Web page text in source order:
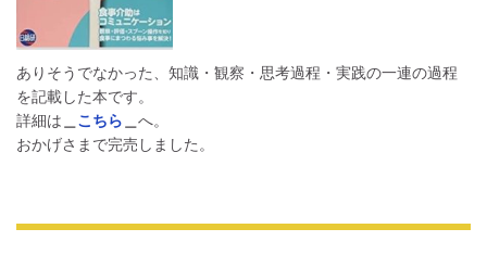
ありそうでなかった、知識・観察・思考過程・実践の一連の過程
を記載した本です。
詳細は
こちら
へ。
おかげさまで完売しました。